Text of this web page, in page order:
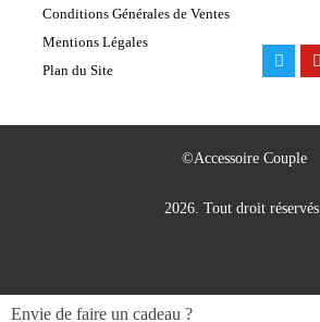
Conditions Générales de Ventes
Mentions Légales
Plan du Site
©Accessoire Couple
2026. Tout droit réservés.
Envie de faire un cadeau ?